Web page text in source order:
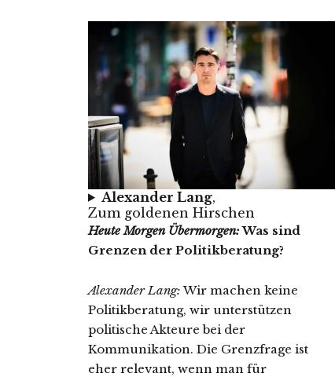
Alexander Lang,
Zum goldenen Hirschen
Heute Morgen Übermorgen:Was sind
Grenzen der Politikberatung?
Alexander Lang:Wir machen keine
Politikberatung, wir unterstützen
politische Akteure bei der
Kommunikation. Die Grenzfrage ist
eher relevant, wenn man für